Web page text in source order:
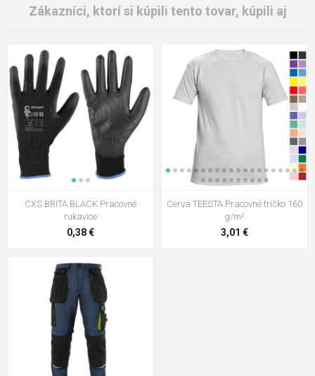
Zákazníci, ktorí si kúpili tento tovar, kúpili aj
CXS BRITA BLACK Pracovné
rukavice
0,38 €
Cerva TEESTA Pracovné tričko 160
g/m²
3,01 €